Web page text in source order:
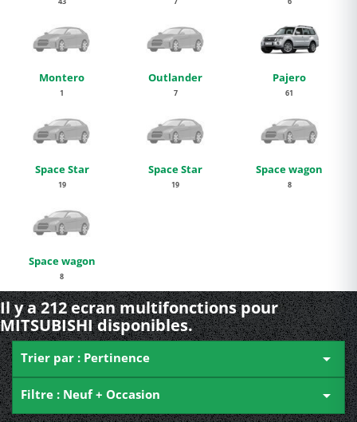
Montero
1
Outlander
7
Pajero
61
Space Star
19
Space Star
19
Space wagon
8
Space wagon
8
Il y a 212 ecran multifonctions pour
MITSUBISHI disponibles.
Trier par : Pertinence 
Filtre : Neuf + Occasion 